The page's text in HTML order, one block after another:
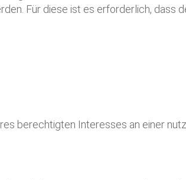
Für diese ist es erforderlich, dass
berechtigten Interesses an einer